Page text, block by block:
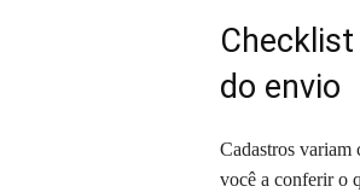
do envio
Cadastros variam
você a conferir o